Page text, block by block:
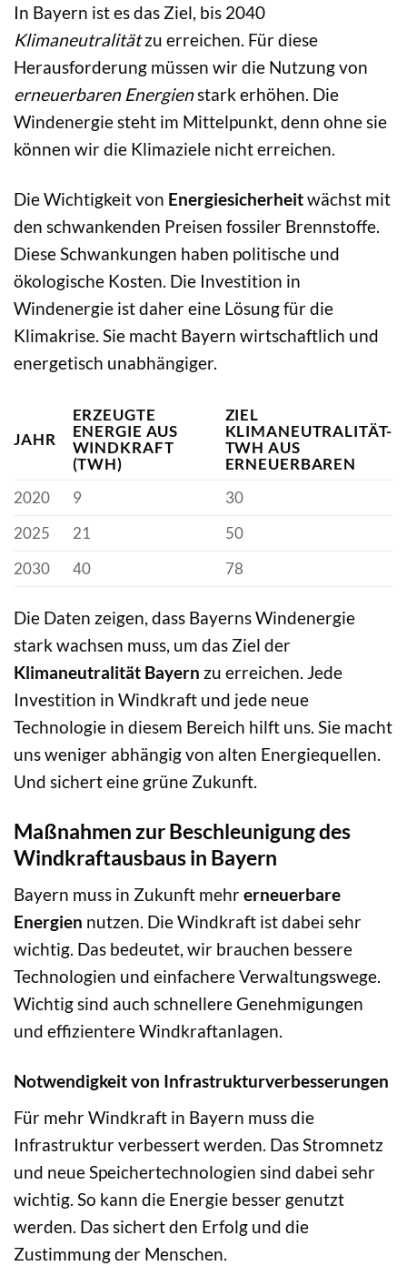
In Bayern ist es das Ziel, bis 2040
Klimaneutralitätzu erreichen. Für diese
Herausforderung müssen wir die Nutzung von
erneuerbaren Energienstark erhöhen. Die
Windenergie steht im Mittelpunkt, denn ohne sie
können wir die Klimaziele nicht erreichen.
Die Wichtigkeit von Energiesicherheitwächst mit
den schwankenden Preisen fossiler Brennstoffe.
Diese Schwankungen haben politische und
ökologische Kosten. Die Investition in
Windenergie ist daher eine Lösung für die
Klimakrise. Sie macht Bayern wirtschaftlich und
energetisch unabhängiger.
JAHR
ERZEUGTE
ENERGIE AUS
WINDKRAFT
(TWH)
ZIEL
KLIMANEUTRALITÄT-
TWH AUS
ERNEUERBAREN
2020
9
30
2025
21
50
2030
40 78
Die Daten zeigen, dass Bayerns Windenergie
stark wachsen muss, um das Ziel der
Klimaneutralität Bayern zu erreichen. Jede
Investition in Windkraft und jede neue
Technologie in diesem Bereich hilft uns. Sie macht
uns weniger abhängig von alten Energiequellen.
Und sichert eine grüne Zukunft.
Maßnahmen zur Beschleunigung des
Windkraftausbaus in Bayern
Bayern muss in Zukunft mehrerneuerbare
Energien nutzen. Die Windkraft ist dabei sehr
wichtig. Das bedeutet, wir brauchen bessere
Technologien und einfachere Verwaltungswege.
Wichtig sind auch schnellere Genehmigungen
und effizientere Windkraftanlagen.
Notwendigkeit von Infrastrukturverbesserungen
Für mehr Windkraft in Bayern muss die
Infrastruktur verbessert werden. Das Stromnetz
und neue Speichertechnologien sind dabei sehr
wichtig. So kann die Energie besser genutzt
werden. Das sichert den Erfolg und die
Zustimmung der Menschen.